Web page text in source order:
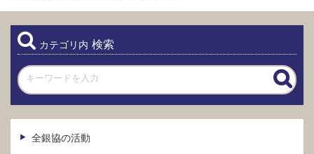
カテゴリ内 検索
全銀協の活動